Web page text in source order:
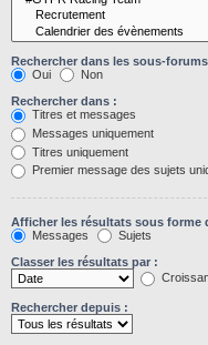
Rechercher dans les sous-
Oui
Non
Rechercher dans :
Titres et messages
Messages uniquement
Titres uniquement
Premier message des sujets
Afficher les résultats sous forme
Messages
Sujets
Classer les résultats par :
Rechercher depuis :